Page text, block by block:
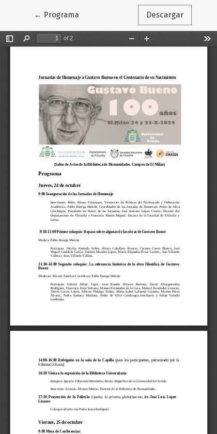
← Volver a los detalles del artículo
Programa Descargar